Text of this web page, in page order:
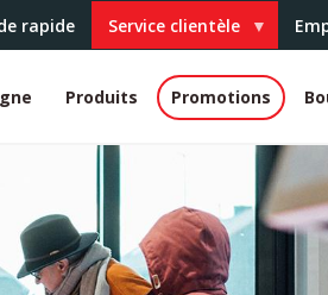
rapide Service clientèle
Produits Promotions